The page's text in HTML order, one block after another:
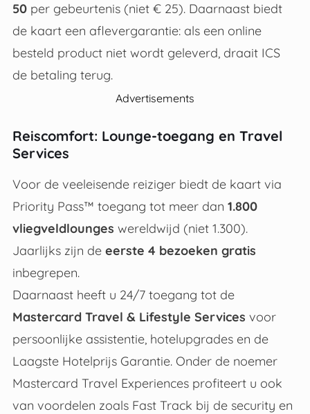
50per gebeurtenis (niet € 25). Daarnaast biedt
de kaart een aflevergarantie: als een online
besteld product niet wordt geleverd, draait ICS
de betaling terug.
Advertisements
Reiscomfort: Lounge-toegang en Travel
Services
Voor de veeleisende reiziger biedt de kaart via
Priority Pass™ toegang tot meer dan 1.800
vliegveldlounges wereldwijd (niet 1.300).
Jaarlijks zijn de eerste 4 bezoeken gratis
inbegrepen.
Daarnaast heeft u 24/7 toegang tot de
Mastercard Travel & Lifestyle Services voor
persoonlijke assistentie, hotelupgrades en de
Laagste Hotelprijs Garantie. Onder de noemer
Mastercard Travel Experiences profiteert u ook
van voordelen zoals Fast Track bij de security en